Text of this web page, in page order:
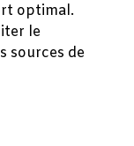
optimal.
le
sources de